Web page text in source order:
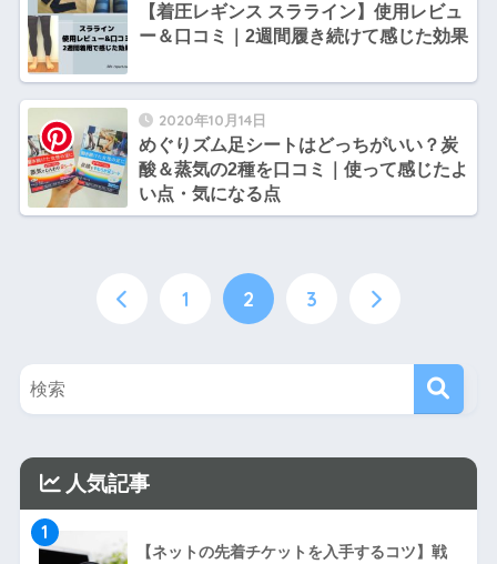
【着圧レギンス スラライン】使用レビュ
ー＆口コミ｜2週間履き続けて感じた効果
2020年10月14日
めぐりズム足シートはどっちがいい？炭
酸＆蒸気の2種を口コミ｜使って感じたよ
い点・気になる点
1 2 3
人気記事
1
【ネットの先着チケットを入手するコツ】戦